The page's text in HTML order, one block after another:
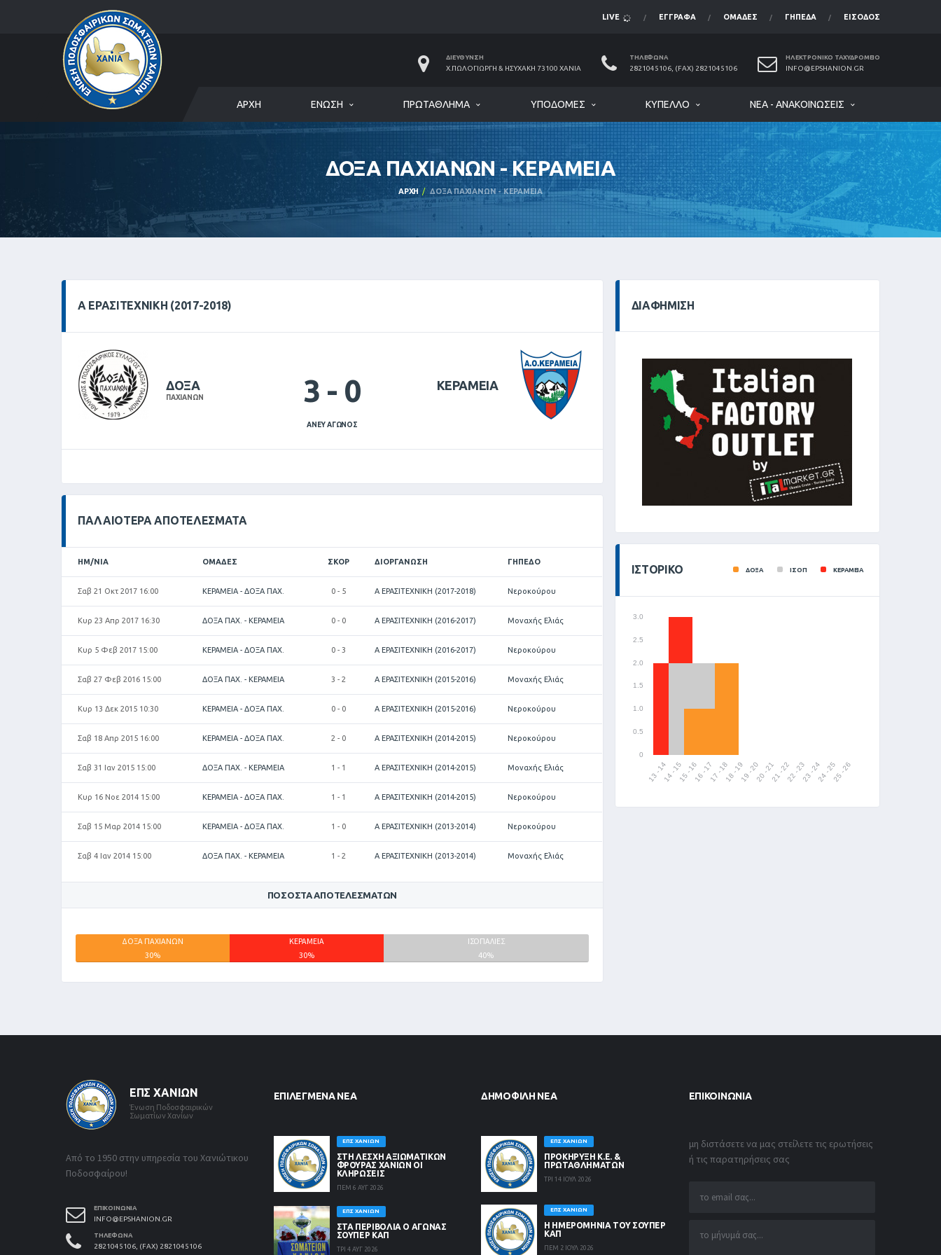
LIVE ΈΓΓΡΑΦΑ ΟΜΆΔΕΣ ΓΉΠΕΔΑ ΕΊΣΟΔΟΣ
ΔΙΕΎΘΥΝΣΗ
Χ.ΠΩΛΟΓΙΏΡΓΗ & ΗΣΥΧΆΚΗ 73100 ΧΑΝΙΆ
ΤΗΛΈΦΩΝΑ
2821045106, (FAX) 2821045106
ΗΛΕΚΤΡΟΝΙΚΌ ΤΑΧΥΔΡΟΜΕΊΟ
INFO@EPSHANION.GR
ΑΡΧΉ ΈΝΩΣΗ ΠΡΩΤΆΘΛΗΜΑ ΥΠΟΔΟΜΈΣ ΚΎΠΕΛΛΟ ΝΈΑ - ΑΝΑΚΟΙΝΏΣΕΙΣ
ΔΟΞΑ ΠΑΧΙΑΝΩΝ - ΚΕΡΑΜΕΙΑ
ΑΡΧΉ ΔΟΞΑ ΠΑΧΙΑΝΩΝ - ΚΕΡΑΜΕΙΑ
Α ΕΡΑΣΙΤΕΧΝΙΚΗ (2017-2018)
ΔΟΞΑ
ΠΑΧΙΑΝΩΝ 3 - 0
ΑΝΕΥ ΑΓΩΝΟΣ
ΚΕΡΑΜΕΙΑ
ΠΑΛΑΙΌΤΕΡΑ ΑΠΟΤΕΛΈΣΜΑΤΑ
ΗΜ/ΝΊΑ ΟΜΆΔΕΣ ΣΚΟΡ ΔΙΟΡΓΆΝΩΣΗ ΓΉΠΕΔΟ
Σαβ 21 Οκτ 2017 16:00 ΚΕΡΑΜΕΙΑ - ΔΟΞΑ ΠΑΧ. 0 - 5 Α ΕΡΑΣΙΤΕΧΝΙΚΗ (2017-2018) Νεροκούρου
Κυρ 23 Απρ 2017 16:30 ΔΟΞΑ ΠΑΧ. - ΚΕΡΑΜΕΙΑ 0 - 0 Α ΕΡΑΣΙΤΕΧΝΙΚΗ (2016-2017) Μοναχής Ελιάς
Κυρ 5 Φεβ 2017 15:00 ΚΕΡΑΜΕΙΑ - ΔΟΞΑ ΠΑΧ. 0 - 3 Α ΕΡΑΣΙΤΕΧΝΙΚΗ (2016-2017) Νεροκούρου
Σαβ 27 Φεβ 2016 15:00 ΔΟΞΑ ΠΑΧ. - ΚΕΡΑΜΕΙΑ 3 - 2 Α ΕΡΑΣΙΤΕΧΝΙΚΗ (2015-2016) Μοναχής Ελιάς
Κυρ 13 Δεκ 2015 10:30 ΚΕΡΑΜΕΙΑ - ΔΟΞΑ ΠΑΧ. 0 - 0 Α ΕΡΑΣΙΤΕΧΝΙΚΗ (2015-2016) Νεροκούρου
Σαβ 18 Απρ 2015 16:00 ΚΕΡΑΜΕΙΑ - ΔΟΞΑ ΠΑΧ. 2 - 0 Α ΕΡΑΣΙΤΕΧΝΙΚΗ (2014-2015) Νεροκούρου
Σαβ 31 Ιαν 2015 15:00 ΔΟΞΑ ΠΑΧ. - ΚΕΡΑΜΕΙΑ 1 - 1 Α ΕΡΑΣΙΤΕΧΝΙΚΗ (2014-2015) Μοναχής Ελιάς
Κυρ 16 Νοε 2014 15:00 ΚΕΡΑΜΕΙΑ - ΔΟΞΑ ΠΑΧ. 1 - 1 Α ΕΡΑΣΙΤΕΧΝΙΚΗ (2014-2015) Νεροκούρου
Σαβ 15 Μαρ 2014 15:00 ΚΕΡΑΜΕΙΑ - ΔΟΞΑ ΠΑΧ. 1 - 0 Α ΕΡΑΣΙΤΕΧΝΙΚΗ (2013-2014) Νεροκούρου
Σαβ 4 Ιαν 2014 15:00 ΔΟΞΑ ΠΑΧ. - ΚΕΡΑΜΕΙΑ 1 - 2 Α ΕΡΑΣΙΤΕΧΝΙΚΗ (2013-2014) Μοναχής Ελιάς
ΠΟΣΟΣΤΆ ΑΠΟΤΕΛΕΣΜΆΤΩΝ
ΔΟΞΑ ΠΑΧΙΑΝΩΝ
30%
ΚΕΡΑΜΕΙΑ
30%
ΙΣΟΠΑΛΙΕΣ
40%
ΔΙΑΦΉΜΙΣΗ
ΙΣΤΟΡΙΚΌ ΔΟΞΑ ΙΣΟΠ ΚΕΡΑΜΕΙΑ
ΕΠΣ ΧΑΝΊΩΝ
Ένωση Ποδοσφαιρικών
Σωματίων Χανίων
Από το 1950 στην υπηρεσία του Χανιώτικου
Ποδοσφαίρου!
ΕΠΙΚΟΙΝΩΝΊΑ
INFO@EPSHANION.GR
ΤΗΛΈΦΩΝΑ
2821045106, (FAX) 2821045106
ΕΠΙΛΕΓΜΈΝΑ ΝΈΑ
ΕΠΣ ΧΑΝΊΩΝ
ΣΤΗ ΛΈΣΧΗ ΑΞΙΩΜΑΤΙΚΏΝ
ΦΡΟΥΡΆΣ ΧΑΝΊΩΝ ΟΙ
ΚΛΗΡΏΣΕΙΣ
ΠΕΜ 6 ΑΥΓ 2026
ΕΠΣ ΧΑΝΊΩΝ
ΣΤΑ ΠΕΡΙΒΟΛΙΑ Ο ΑΓΩΝΑΣ
ΣΟΥΠΕΡ ΚΑΠ
ΤΡΙ 4 ΑΥΓ 2026
ΔΗΜΟΦΙΛΉ ΝΈΑ
ΕΠΣ ΧΑΝΊΩΝ
ΠΡΟΚΗΡΥΞΗ Κ.Ε. &
ΠΡΩΤΑΘΛΗΜΑΤΩΝ
ΤΡΙ 14 ΙΟΥΛ 2026
ΕΠΣ ΧΑΝΊΩΝ
Η ΗΜΕΡΟΜΗΝΙΑ ΤΟΥ ΣΟΥΠΕΡ
ΚΑΠ
ΠΕΜ 2 ΙΟΥΛ 2026
ΕΠΙΚΟΙΝΩΝΊΑ
μη διστάσετε να μας στείλετε τις ερωτήσεις
ή τις παρατηρήσεις σας